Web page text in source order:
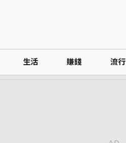
生活 賺錢 流行